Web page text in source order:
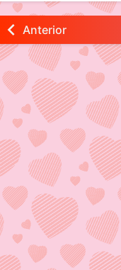
Anterior